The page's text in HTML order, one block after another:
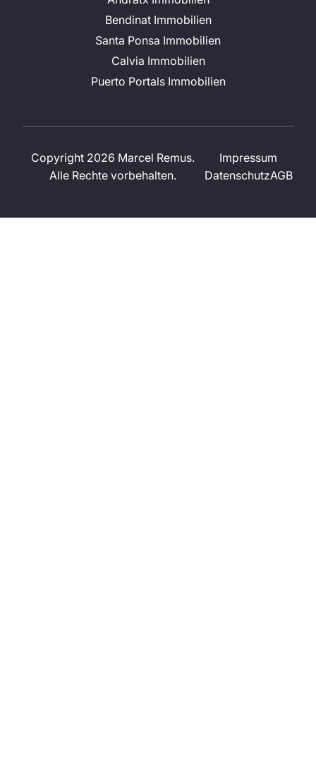
Bendinat Immobilien
Santa Ponsa Immobilien
Calvia Immobilien
Puerto Portals Immobilien
Copyright 2026 Marcel Remus.
Alle Rechte vorbehalten.
Impressum
DatenschutzAGB